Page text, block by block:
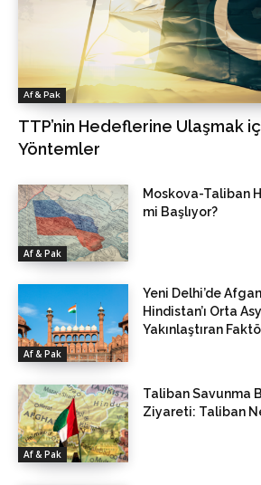
Af & Pak
TTP’nin Hedeflerine Ulaşmak
Yöntemler
Af & Pak
Moskova-Taliban
mi Başlıyor?
Af & Pak
Yeni Delhi’de
Hindistan’ı Orta
Yakınlaştıran
Af & Pak
Taliban Savunma
Ziyareti: Taliban